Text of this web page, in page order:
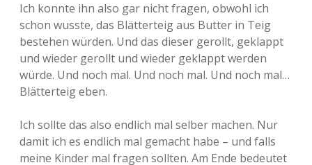
Ich konnte ihn also gar nicht fragen, obwohl ich
schon wusste, das Blätterteig aus Butter in Teig
bestehen würden. Und das dieser gerollt, geklappt
und wieder gerollt und wieder geklappt werden
würde. Und noch mal. Und noch mal. Und noch mal…
Blätterteig eben.
Ich sollte das also endlich mal selber machen. Nur
damit ich es endlich mal gemacht habe – und falls
meine Kinder mal fragen sollten. Am Ende bedeutet